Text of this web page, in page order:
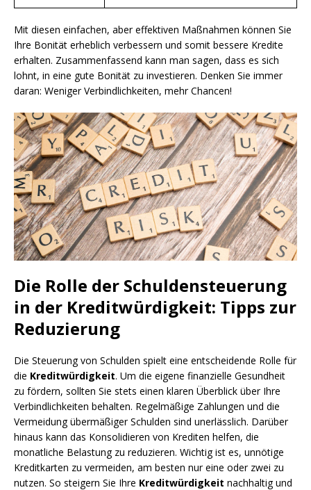
Mit diesen einfachen, aber effektiven Maßnahmen können Sie
Ihre Bonität erheblich verbessern und somit bessere Kredite
erhalten. Zusammenfassend kann man sagen, dass es sich
lohnt, in eine gute Bonität zu investieren. Denken Sie immer
daran: Weniger Verbindlichkeiten, mehr Chancen!
Die Rolle der Schuldensteuerung
in der Kreditwürdigkeit: Tipps zur
Reduzierung
Die Steuerung von Schulden spielt eine entscheidende Rolle für
die Kreditwürdigkeit. Um die eigene finanzielle Gesundheit
zu fördern, sollten Sie stets einen klaren Überblick über Ihre
Verbindlichkeiten behalten. Regelmäßige Zahlungen und die
Vermeidung übermäßiger Schulden sind unerlässlich. Darüber
hinaus kann das Konsolidieren von Krediten helfen, die
monatliche Belastung zu reduzieren. Wichtig ist es, unnötige
Kreditkarten zu vermeiden, am besten nur eine oder zwei zu
nutzen. So steigern Sie Ihre Kreditwürdigkeit nachhaltig und